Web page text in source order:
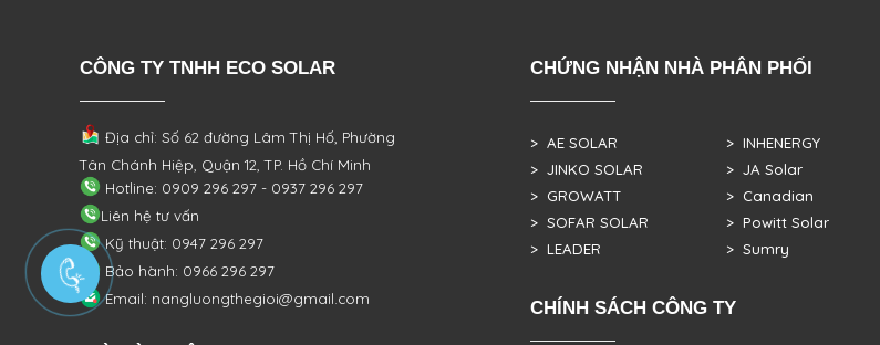
CÔNG TY TNHH ECO SOLAR
Địa chỉ: Số 62 đường Lâm Thị Hố, Phường
Tân Chánh Hiệp, Quận 12, TP. Hồ Chí Minh
Hotline: 0909 296 297 - 0937 296 297
Liên hệ tư vấn
Kỹ thuật: 0947 296 297
Bảo hành: 0966 296 297
Email: nangluongthegioi@gmail.com
CHỨNG NHẬN NHÀ PHÂN PHỐI
> AE SOLAR
> JINKO SOLAR
> GROWATT
> SOFAR SOLAR
> LEADER
> INHENERGY
> JA Solar
> Canadian
> Powitt Solar
> Sumry
CHÍNH SÁCH CÔNG TY